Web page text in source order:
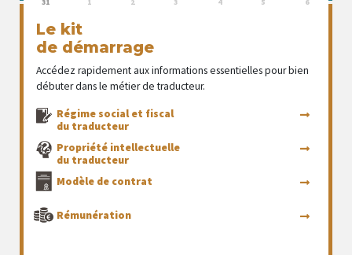
Le kit
de démarrage
Accédez rapidement aux informations essentielles pour bien
débuter dans le métier de traducteur.
Régime social et fiscal
du traducteur
Propriété intellectuelle
du traducteur
Modèle de contrat
Rémunération